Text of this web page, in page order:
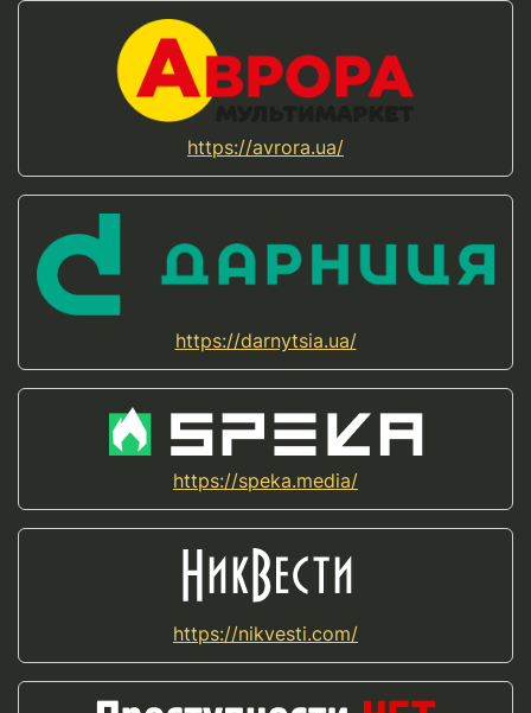
https://avrora.ua/
https://darnytsia.ua/
https://speka.media/
https://nikvesti.com/